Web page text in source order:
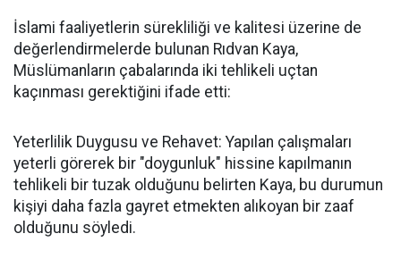
İslami faaliyetlerin sürekliliği ve kalitesi üzerine de
değerlendirmelerde bulunan Rıdvan Kaya,
Müslümanların çabalarında iki tehlikeli uçtan
kaçınması gerektiğini ifade etti:
Yeterlilik Duygusu ve Rehavet: Yapılan çalışmaları
yeterli görerek bir "doygunluk" hissine kapılmanın
tehlikeli bir tuzak olduğunu belirten Kaya, bu durumun
kişiyi daha fazla gayret etmekten alıkoyan bir zaaf
olduğunu söyledi.